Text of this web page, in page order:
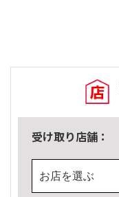
受け取り店舗：
お店を選ぶ